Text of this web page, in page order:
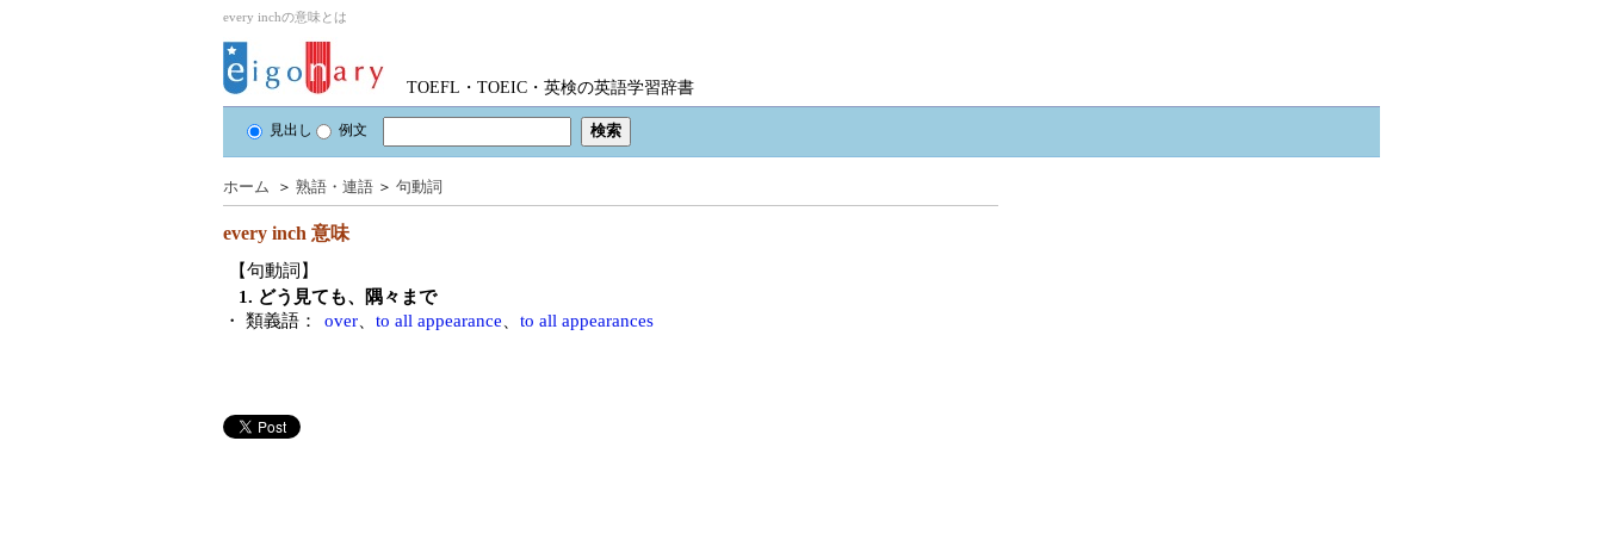
every inchの意味とは
TOEFL・TOEIC・英検の英語学習辞書
見出し 例文
ホーム ＞ 熟語・連語 ＞ 句動詞
every inch 意味
【句動詞】
1. どう見ても、隅々まで
・ 類義語：
over to all appearance to all appearances